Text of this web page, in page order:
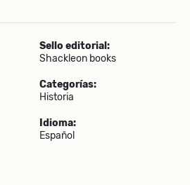
Sello editorial:
Shackleon books
Categorías:
Historia
Idioma:
Español